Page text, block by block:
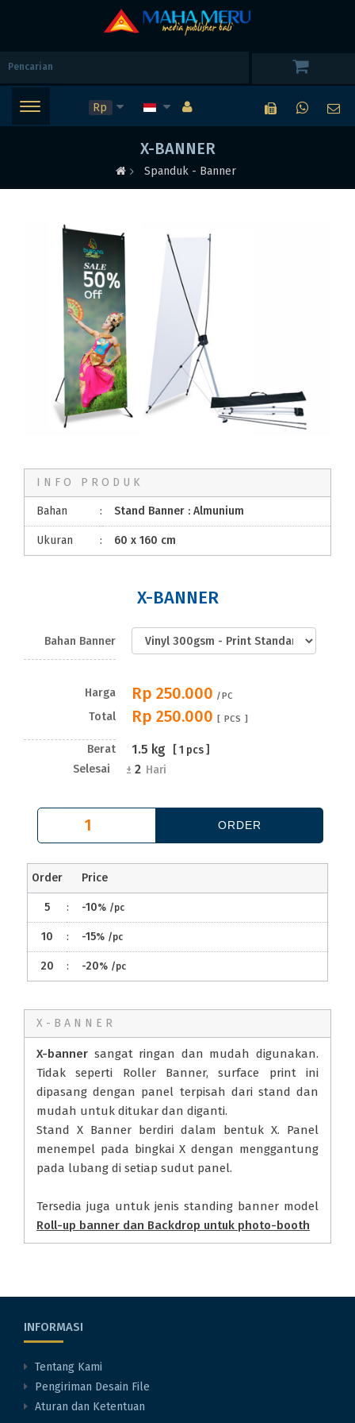
Rp
X-BANNER
Spanduk - Banner
INFO PRODUK
Bahan : Stand Banner : Almunium
Ukuran : 60 x 160 cm
X-BANNER
Bahan Banner
Harga
Total
Rp 250.000 /PC
Rp 250.000 [ PCS ]
Berat 1.5 kg [1 pcs ]
Selesai
± 2 Hari
Order Price
5 : -10% /pc
10 : -15% /pc
20 : -20% /pc
X-BANNER
X-banner sangat ringan dan mudah digunakan.
Tidak seperti Roller Banner, surface print ini
dipasang dengan panel terpisah dari stand dan
mudah untuk ditukar dan diganti.
Stand X Banner berdiri dalam bentuk X. Panel
menempel pada bingkai X dengan menggantung
pada lubang di setiap sudut panel.
Tersedia juga untuk jenis standing banner model
Roll-up banner dan Backdrop untuk photo-booth
INFORMASI
Tentang Kami
Pengiriman Desain File
Aturan dan Ketentuan